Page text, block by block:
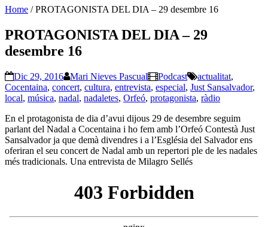
Home /PROTAGONISTA DEL DIA – 29 desembre 16
PROTAGONISTA DEL DIA – 29
desembre 16
Dic 29, 2016 Mari Nieves Pascual Podcast actualitat,
Cocentaina, concert, cultura, entrevista, especial, Just Sansalvador,
local, música, nadal, nadaletes, Orfeó, protagonista, ràdio
En el protagonista de dia d’avui dijous 29 de desembre seguim
parlant del Nadal a Cocentaina i ho fem amb l’Orfeó Contestà Just
Sansalvador ja que demà divendres i a l’Església del Salvador ens
oferiran el seu concert de Nadal amb un repertori ple de les nadales
més tradicionals. Una entrevista de Milagro Sellés